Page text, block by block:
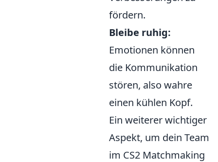
fördern.
Bleibe ruhig:
Emotionen können
die Kommunikation
stören, also wahre
einen kühlen Kopf.
Ein weiterer wichtiger
Aspekt, um dein Team
im CS2 Matchmaking